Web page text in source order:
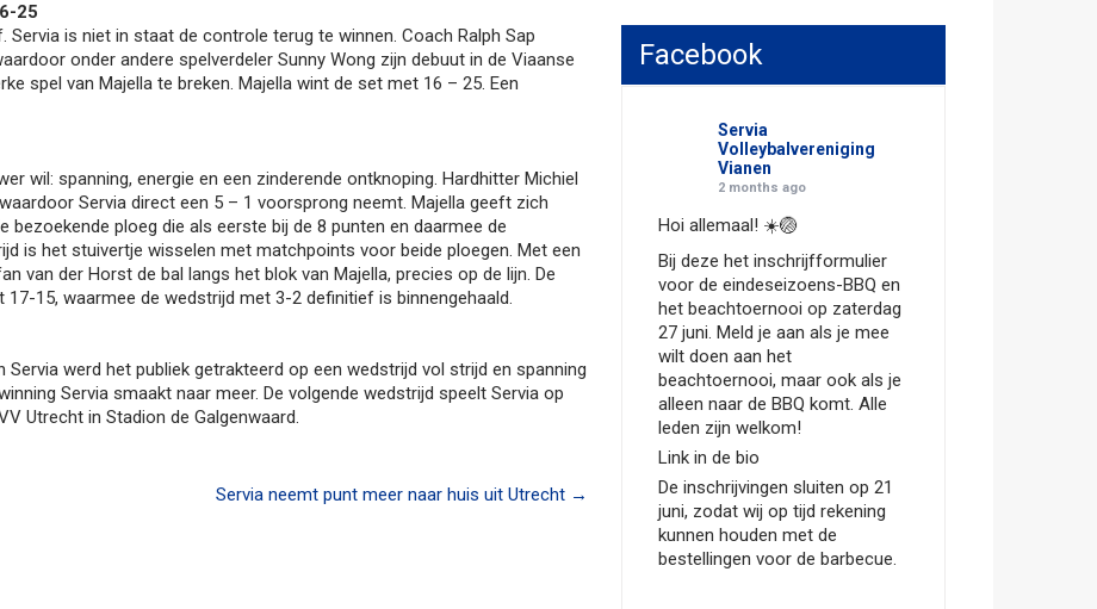
25
is niet in staat de controle terug te winnen. Coach Ralph Sap
onder andere spelverdeler Sunny Wong zijn debuut in de Viaanse
spel van Majella te breken. Majella wint de set met 16 – 25. Een
wil: spanning, energie en een zinderende ontknoping. Hardhitter Michiel
Servia direct een 5 – 1 voorsprong neemt. Majella geeft zich
ploeg die als eerste bij de 8 punten en daarmee de
is het stuivertje wisselen met matchpoints voor beide ploegen. Met een
van der Horst de bal langs het blok van Majella, precies op de lijn. De
15, waarmee de wedstrijd met 3-2 definitief is binnengehaald.
werd het publiek getrakteerd op een wedstrijd vol strijd en spanning
Servia smaakt naar meer. De volgende wedstrijd speelt Servia op
Utrecht in Stadion de Galgenwaard.
Servia neemt punt meer naar huis uit Utrecht →
Facebook
Servia
Volleybalvereniging
Vianen
2 months ago
Hoi allemaal! ☀️🏐
Bij deze het inschrijfformulier
voor de eindeseizoens-BBQ en
het beachtoernooi op zaterdag
27 juni. Meld je aan als je mee
wilt doen aan het
beachtoernooi, maar ook als je
alleen naar de BBQ komt. Alle
leden zijn welkom!
Link in de bio
De inschrijvingen sluiten op 21
juni, zodat wij op tijd rekening
kunnen houden met de
bestellingen voor de barbecue.